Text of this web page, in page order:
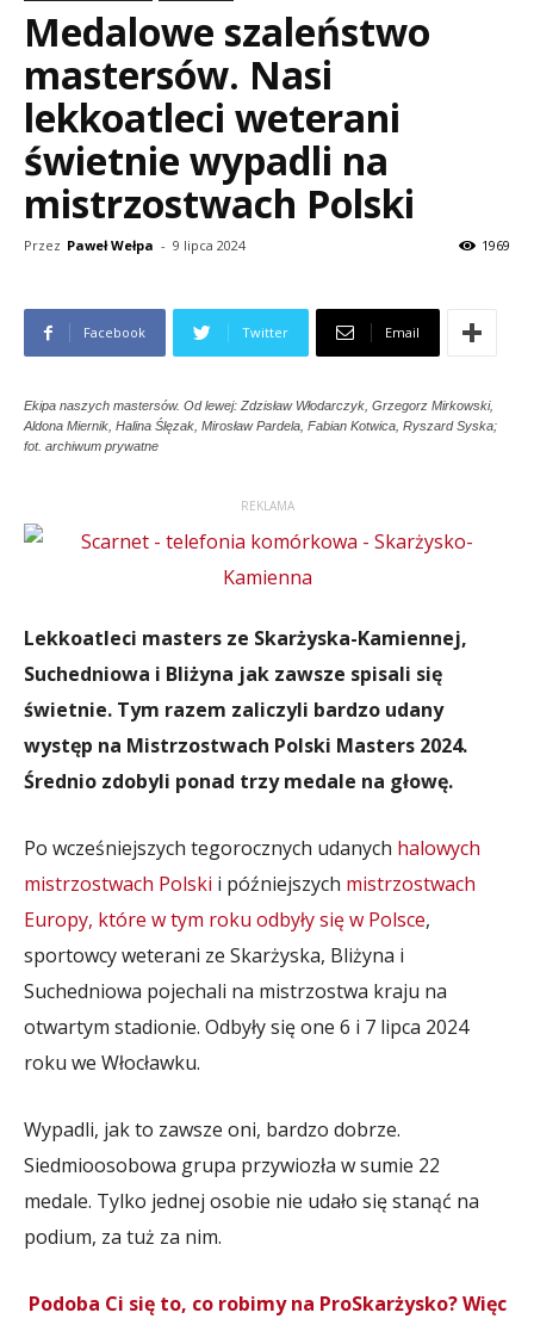
Medalowe szaleństwo
mastersów. Nasi
lekkoatleci weterani
świetnie wypadli na
mistrzostwach Polski
Przez Paweł Wełpa - 9 lipca 2024 1969
Facebook Twitter Email
Ekipa naszych mastersów. Od lewej: Zdzisław Włodarczyk, Grzegorz Mirkowski,
Aldona Miernik, Halina Ślęzak, Mirosław Pardela, Fabian Kotwica, Ryszard Syska;
fot. archiwum prywatne
REKLAMA
Lekkoatleci masters ze Skarżyska-Kamiennej,
Suchedniowa i Bliżyna jak zawsze spisali się
świetnie. Tym razem zaliczyli bardzo udany
występ na Mistrzostwach Polski Masters 2024.
Średnio zdobyli ponad trzy medale na głowę.
Po wcześniejszych tegorocznych udanych halowych
mistrzostwach Polski i późniejszych mistrzostwach
Europy, które w tym roku odbyły się w Polsce,
sportowcy weterani ze Skarżyska, Bliżyna i
Suchedniowa pojechali na mistrzostwa kraju na
otwartym stadionie. Odbyły się one 6 i 7 lipca 2024
roku we Włocławku.
Wypadli, jak to zawsze oni, bardzo dobrze.
Siedmioosobowa grupa przywiozła w sumie 22
medale. Tylko jednej osobie nie udało się stanąć na
podium, za tuż za nim.
Podoba Ci się to, co robimy na ProSkarżysko? Więc